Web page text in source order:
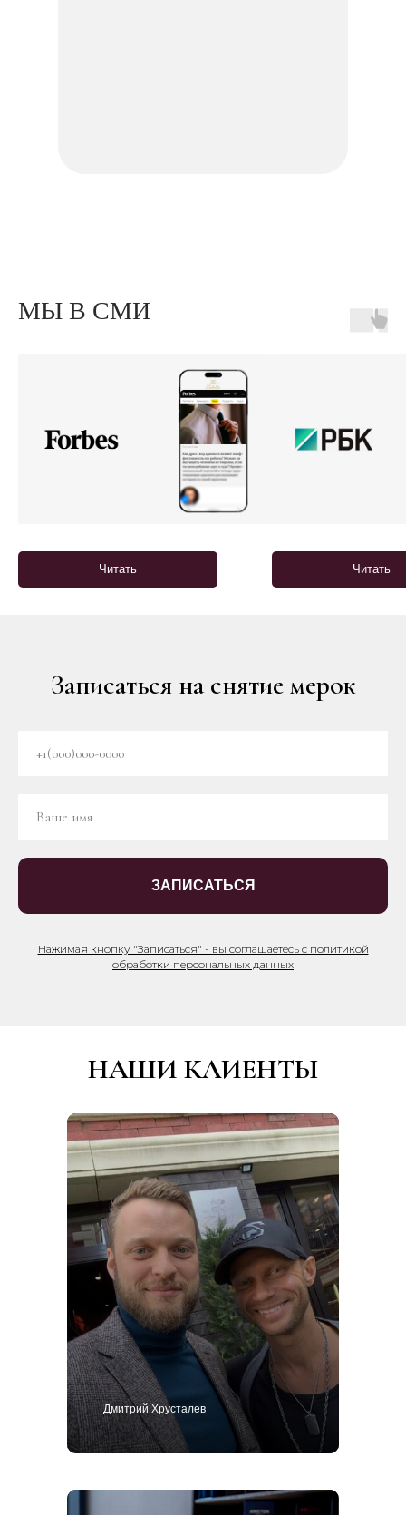
МЫ В СМИ
Читать Читать
Записаться на снятие мерок
ЗАПИСАТЬСЯ
Нажимая кнопку "Записаться" - вы соглашаетесь с политикой
обработки персональных данных
НАШИ КЛИЕНТЫ
Дмитрий Хрусталев